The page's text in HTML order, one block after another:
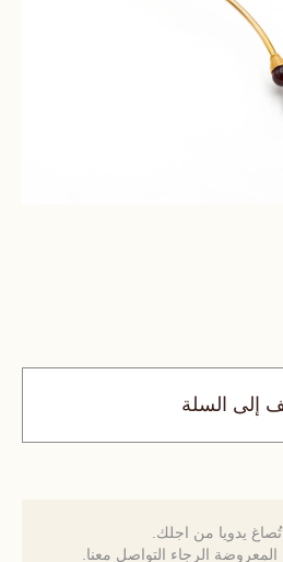
إلى السلة
يدويا من اجلك.
الرجاء التواصل معنا.